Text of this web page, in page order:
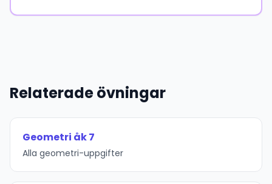
Relaterade övningar
Geometri åk 7
Alla geometri-uppgifter